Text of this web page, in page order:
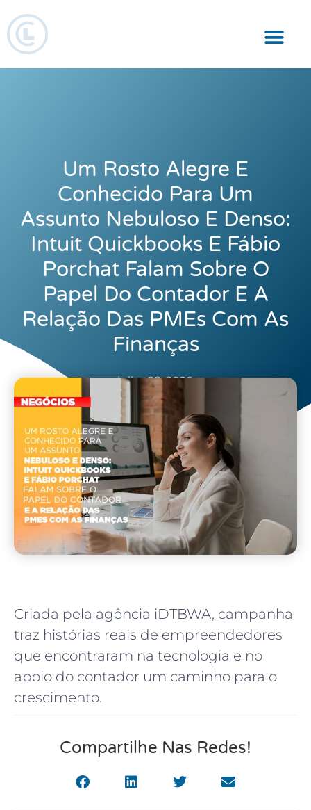
Um Rosto Alegre E
Conhecido Para Um
Assunto Nebuloso E Denso:
Intuit Quickbooks E Fábio
Porchat Falam Sobre O
Papel Do Contador E A
Relação Das PMEs Com As
Finanças
julho 28, 2020
Criada pela agência iDTBWA, campanha
traz histórias reais de empreendedores
que encontraram na tecnologia e no
apoio do contador um caminho para o
crescimento.
Compartilhe Nas Redes!